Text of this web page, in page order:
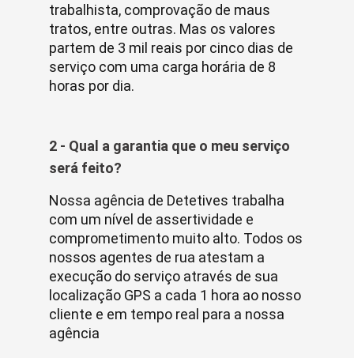
trabalhista, comprovação de maus
tratos, entre outras. Mas os valores
partem de 3 mil reais por cinco dias de
serviço com uma carga horária de 8
horas por dia.
2 - Qual a garantia que o meu serviço
será feito?
Nossa agência de Detetives trabalha
com um nível de assertividade e
comprometimento muito alto. Todos os
nossos agentes de rua atestam a
execução do serviço através de sua
localização GPS a cada 1 hora ao nosso
cliente e em tempo real para a nossa
agência